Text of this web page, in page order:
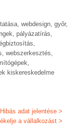
webdesign, győr,
pályázatírás,
webszerkesztés,
kiskereskedelme
Hibás adat jelentése >
a vállalkozást >